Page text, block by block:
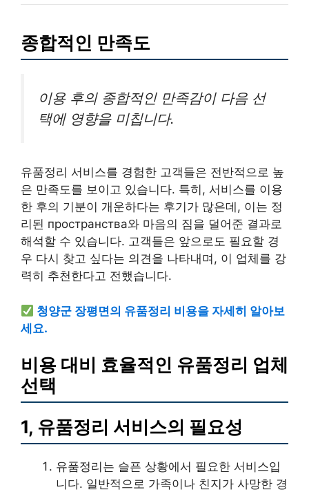
종합적인 만족도
이용 후의 종합적인 만족감이 다음 선
택에 영향을 미칩니다.
유품정리 서비스를 경험한 고객들은 전반적으로 높
은 만족도를 보이고 있습니다. 특히, 서비스를 이용
한 후의 기분이 개운하다는 후기가 많은데, 이는 정
리된 пространства와 마음의 짐을 덜어준 결과로
해석할 수 있습니다. 고객들은 앞으로도 필요할 경
우 다시 찾고 싶다는 의견을 나타내며, 이 업체를 강
력히 추천한다고 전했습니다.
청양군 장평면의 유품정리 비용을 자세히 알아보
세요.
비용 대비 효율적인 유품정리 업체
선택
1, 유품정리 서비스의 필요성
유품정리는 슬픈 상황에서 필요한 서비스입
니다. 일반적으로 가족이나 친지가 사망한 경